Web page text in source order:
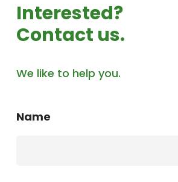
Interested?
Contact us.
We like to help you.
Name